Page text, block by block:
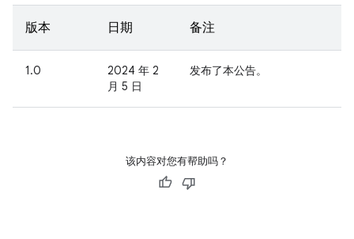
版本 日期 备注
1.0
2024 年 2
月 5 日
发布了本公告。
该内容对您有帮助吗？